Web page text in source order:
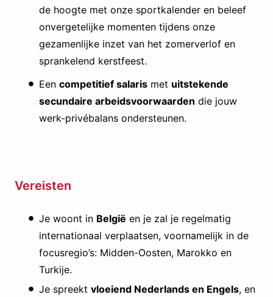
de hoogte met onze sportkalender en beleef
onvergetelijke momenten tijdens onze
gezamenlijke inzet van het zomerverlof en
sprankelend kerstfeest.
Een competitief salaris met uitstekende
secundaire arbeidsvoorwaarden die jouw
werk-privébalans ondersteunen.
Vereisten
Je woont in België en je zal je regelmatig
internationaal verplaatsen, voornamelijk in de
focusregio’s: Midden-Oosten, Marokko en
Turkije.
Je spreekt vloeiend Nederlands en Engels, en